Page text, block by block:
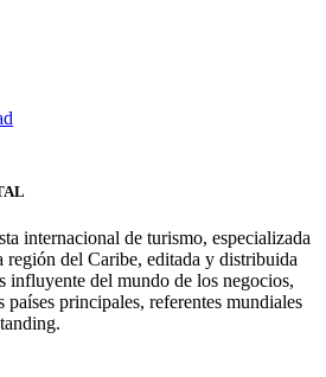
internacional de turismo, especializada
región del Caribe, editada y distribuida
influyente del mundo de los negocios,
principales, referentes mundiales